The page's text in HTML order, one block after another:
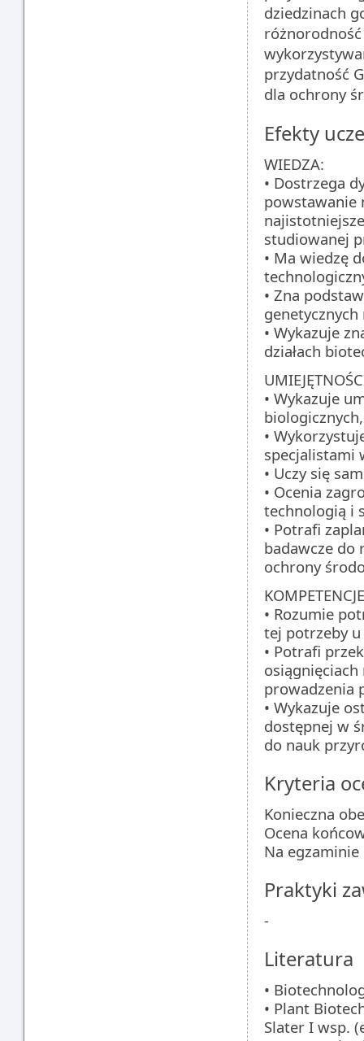
dziedzinach
przydatność
dla ochrony
Efekty
WIEDZA:
• Dostrzega
powstawanie
studiowanej
• Ma wiedzę
• Zna
• Wykazuje
działach
• Wykazuje
•
specjalistami
• Uczy się
• Ocenia
technologią i
• Potrafi
badawcze do
ochrony
• Rozumie
tej potrzeby
• Potrafi
prowadzenia
• Wykazuje
dostępnej w
do nauk
Kryteria
Konieczna
Ocena
Na
Praktyki
-
Literatura
•
• Plant
Slater I wsp.